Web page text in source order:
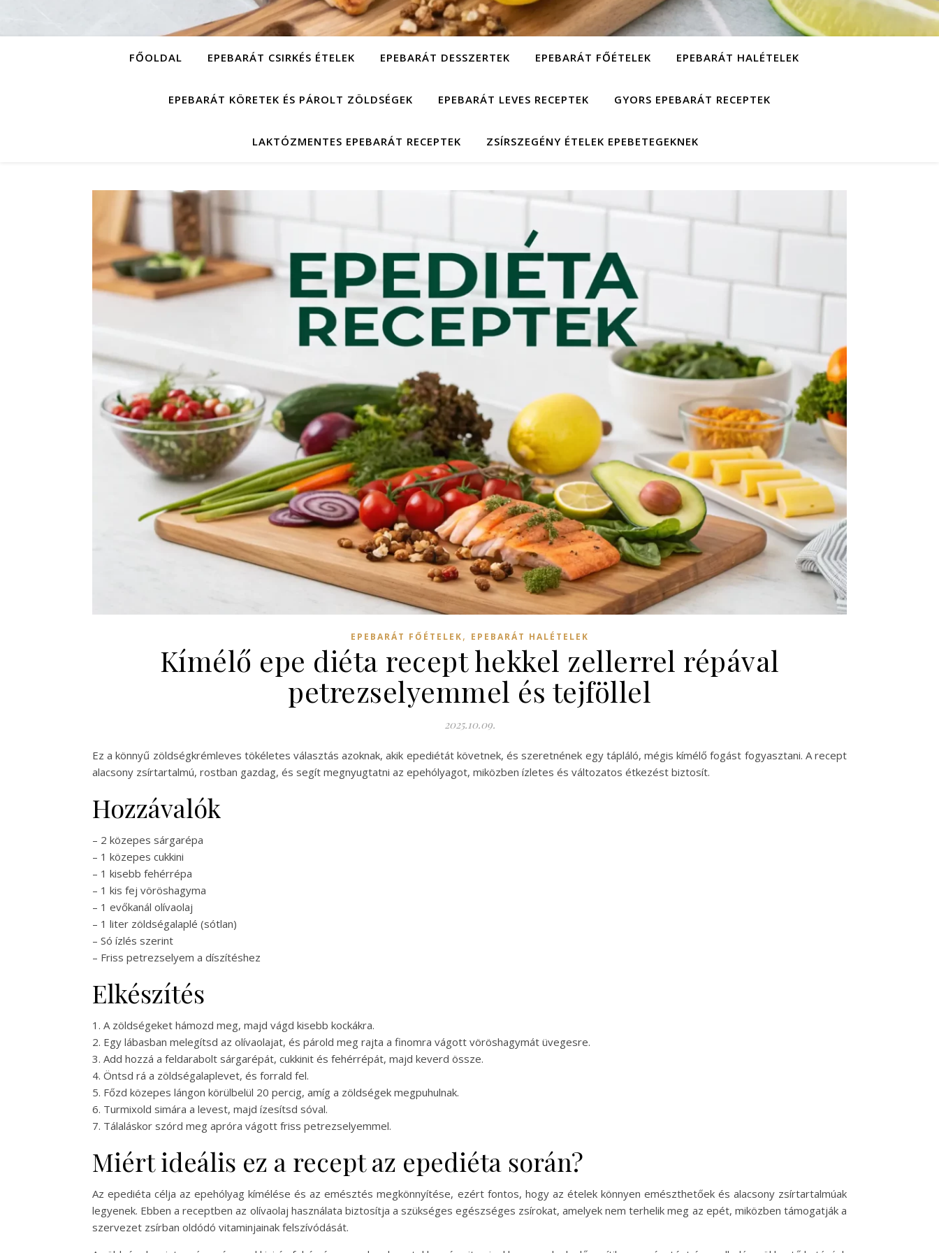
FŐOLDAL EPEBARÁT CSIRKÉS ÉTELEK EPEBARÁT DESSZERTEK EPEBARÁT FŐÉTELEK EPEBARÁT HALÉTELEK
EPEBARÁT KÖRETEK ÉS PÁROLT ZÖLDSÉGEK EPEBARÁT LEVES RECEPTEK GYORS EPEBARÁT RECEPTEK
LAKTÓZMENTES EPEBARÁT RECEPTEK ZSÍRSZEGÉNY ÉTELEK EPEBETEGEKNEK
EPEBARÁT FŐÉTELEK, EPEBARÁT HALÉTELEK
Kímélő epe diéta recept hekkel zellerrel répával
petrezselyemmel és tejföllel
2025.10.09.
Ez a könnyű zöldségkrémleves tökéletes választás azoknak, akik epediétát követnek, és szeretnének egy tápláló, mégis kímélő fogást fogyasztani. A recept
alacsony zsírtartalmú, rostban gazdag, és segít megnyugtatni az epehólyagot, miközben ízletes és változatos étkezést biztosít.
Hozzávalók
– 2 közepes sárgarépa
– 1 közepes cukkini
– 1 kisebb fehérrépa
– 1 kis fej vöröshagyma
– 1 evőkanál olívaolaj
– 1 liter zöldségalaplé (sótlan)
– Só ízlés szerint
– Friss petrezselyem a díszítéshez
Elkészítés
1. A zöldségeket hámozd meg, majd vágd kisebb kockákra.
2. Egy lábasban melegítsd az olívaolajat, és párold meg rajta a finomra vágott vöröshagymát üvegesre.
3. Add hozzá a feldarabolt sárgarépát, cukkinit és fehérrépát, majd keverd össze.
4. Öntsd rá a zöldségalaplevet, és forrald fel.
5. Főzd közepes lángon körülbelül 20 percig, amíg a zöldségek megpuhulnak.
6. Turmixold simára a levest, majd ízesítsd sóval.
7. Tálaláskor szórd meg apróra vágott friss petrezselyemmel.
Miért ideális ez a recept az epediéta során?
Az epediéta célja az epehólyag kímélése és az emésztés megkönnyítése, ezért fontos, hogy az ételek könnyen emészthetőek és alacsony zsírtartalmúak
legyenek. Ebben a receptben az olívaolaj használata biztosítja a szükséges egészséges zsírokat, amelyek nem terhelik meg az epét, miközben támogatják a
szervezet zsírban oldódó vitaminjainak felszívódását.